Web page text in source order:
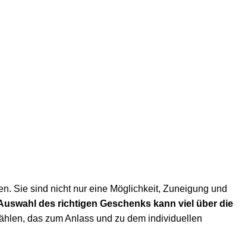
Sie sind nicht nur eine Möglichkeit, Zuneigung und
des richtigen Geschenks kann viel über die
das zum Anlass und zu dem individuellen